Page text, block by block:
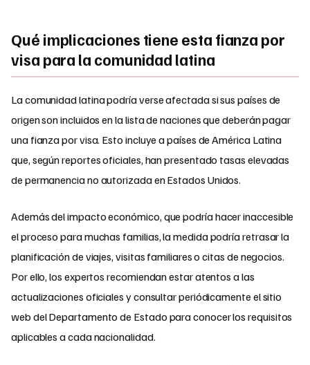
Qué implicaciones tiene esta fianza por
visa para la comunidad latina
La comunidad latina podría verse afectada si sus países de
origen son incluidos en la lista de naciones que deberán pagar
una fianza por visa. Esto incluye a países de América Latina
que, según reportes oficiales, han presentado tasas elevadas
de permanencia no autorizada en Estados Unidos.
Además del impacto económico, que podría hacer inaccesible
el proceso para muchas familias, la medida podría retrasar la
planificación de viajes, visitas familiares o citas de negocios.
Por ello, los expertos recomiendan estar atentos a las
actualizaciones oficiales y consultar periódicamente el sitio
web del Departamento de Estado para conocer los requisitos
aplicables a cada nacionalidad.